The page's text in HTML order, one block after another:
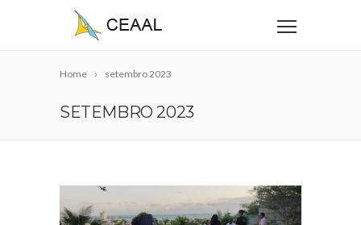
Home setembro 2023
SETEMBRO 2023